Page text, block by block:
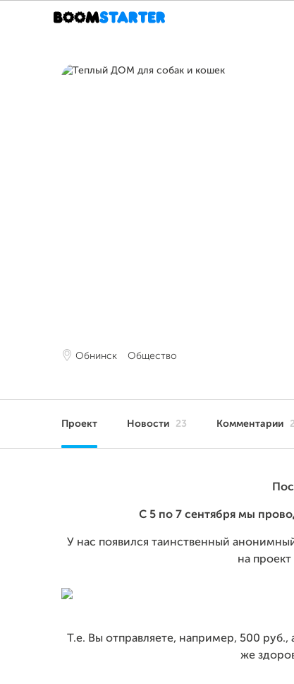
Обнинск Общество
Проект Новости 23 Комментарии 2
С 5 по 7 сентября мы
У нас появился таинственный
на
Т.е. Вы отправляете, например, 500
же